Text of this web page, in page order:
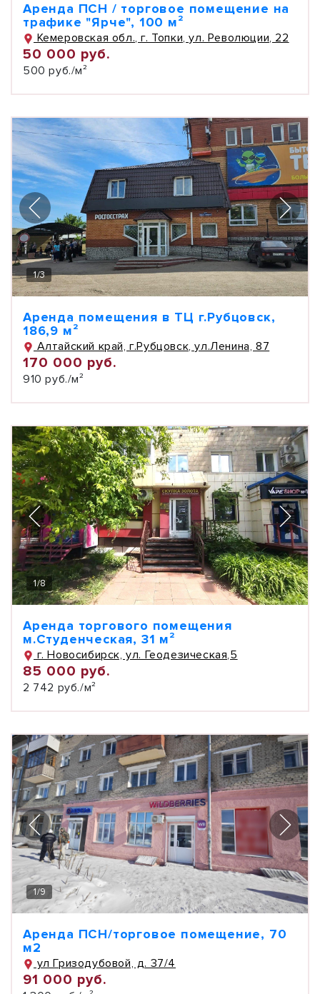
Аренда ПСН / торговое помещение на
трафике "Ярче", 100 м²
Кемеровская обл., г. Топки, ул. Революции, 22
50 000 руб.
500 руб./м²
1/3
Аренда помещения в ТЦ г.Рубцовск,
186,9 м²
Алтайский край, г.Рубцовск, ул.Ленина, 87
170 000 руб.
910 руб./м²
1/8
Аренда торгового помещения
м.Студенческая, 31 м²
г. Новосибирск, ул. Геодезическая,5
85 000 руб.
2 742 руб./м²
1/9
Аренда ПСН/торговое помещение, 70
м2
ул Гризодубовой, д. 37/4
91 000 руб.